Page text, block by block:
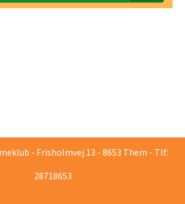
- Frisholmvej 13 - 8653 Them - Tlf:
28718653